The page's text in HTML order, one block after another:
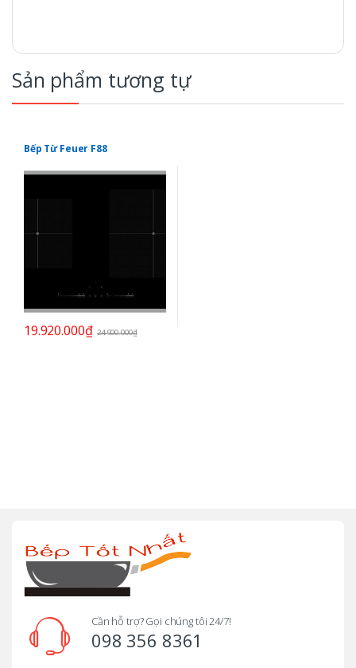
Sản phẩm tương tự
Bếp Từ Feuer F88
19.920.000₫ 24.900.000₫
Cần hỗ trợ? Gọi chúng tôi 24/7!
098 356 8361